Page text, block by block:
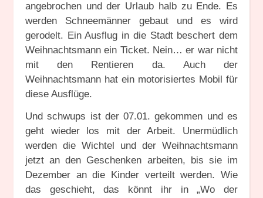
angebrochen und der Urlaub halb zu Ende. Es
werden Schneemänner gebaut und es wird
gerodelt. Ein Ausflug in die Stadt beschert dem
Weihnachtsmann ein Ticket. Nein… er war nicht
mit den Rentieren da. Auch der
Weihnachtsmann hat ein motorisiertes Mobil für
diese Ausflüge.
Und schwups ist der 07.01. gekommen und es
geht wieder los mit der Arbeit. Unermüdlich
werden die Wichtel und der Weihnachtsmann
jetzt an den Geschenken arbeiten, bis sie im
Dezember an die Kinder verteilt werden. Wie
das geschieht, das könnt ihr in „Wo der